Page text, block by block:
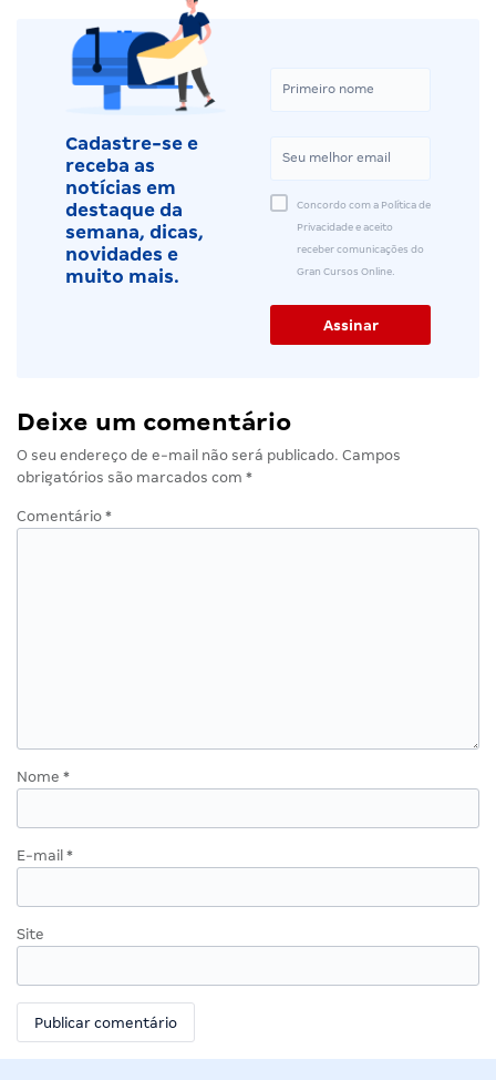
Cadastre-se e
receba as
notícias em
destaque da
semana, dicas,
novidades e
muito mais.
Concordo com a Política de
Privacidade e aceito
receber comunicações do
Gran Cursos Online.
Deixe um comentário
O seu endereço de e-mail não será publicado. Campos
obrigatórios são marcados com *
Comentário *
Nome *
E-mail *
Site